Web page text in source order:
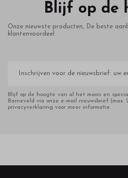
Blijf op de
Onze nieuwste producten, De beste
klantenvoordeel
mailadres
Blijf op de hoogte van al het moois en
Barneveld via onze e-mail nieuwsbrief (max.
privacyverklaring voor meer informatie.